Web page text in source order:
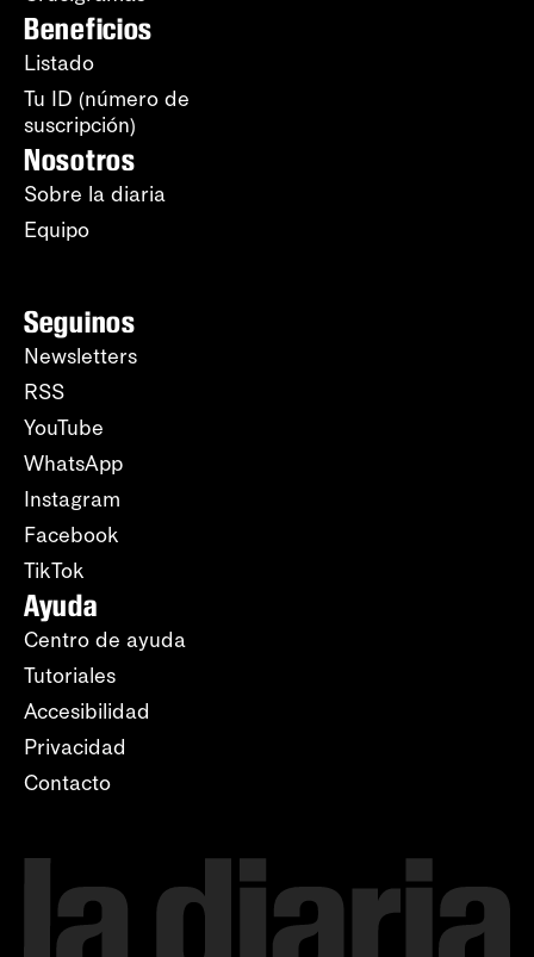
Beneficios
Listado
Tu ID (número de
suscripción)
Nosotros
Sobre la diaria
Equipo
Seguinos
Newsletters
RSS
YouTube
WhatsApp
Instagram
Facebook
TikTok
Ayuda
Centro de ayuda
Tutoriales
Accesibilidad
Privacidad
Contacto